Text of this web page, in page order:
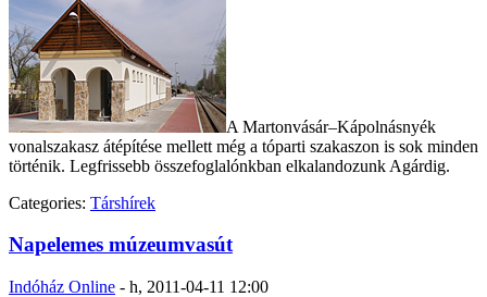
A Martonvásár–Kápolnásnyék
vonalszakasz átépítése mellett még a tóparti szakaszon is sok minden
történik. Legfrissebb összefoglalónkban elkalandozunk Agárdig.
Categories: Társhírek
Napelemes múzeumvasút
Indóház Online - h, 2011-04-11 12:00